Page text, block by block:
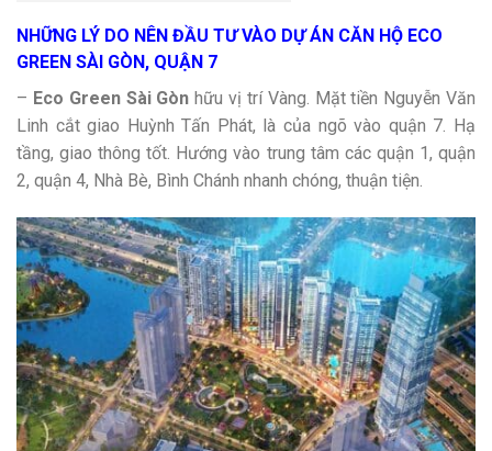
NHỮNG LÝ DO NÊN ĐẦU TƯ VÀO DỰ ÁN CĂN HỘ ECO
GREEN SÀI GÒN, QUẬN 7
– Eco Green Sài Gòn hữu vị trí Vàng. Mặt tiền Nguyễn Văn
Linh cắt giao Huỳnh Tấn Phát, là của ngõ vào quận 7. Hạ
tầng, giao thông tốt. Hướng vào trung tâm các quận 1, quận
2, quận 4, Nhà Bè, Bình Chánh nhanh chóng, thuận tiện.